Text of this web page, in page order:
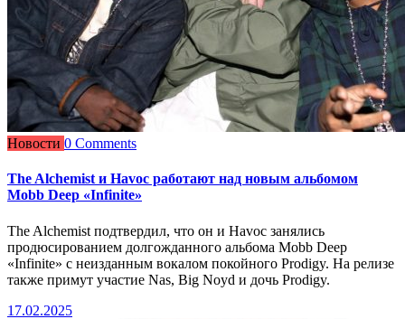
Новости 0 Comments
The Alchemist и Havoc работают над новым альбомом
Mobb Deep «Infinite»
The Alchemist подтвердил, что он и Havoc занялись
продюсированием долгожданного альбома Mobb Deep
«Infinite» с неизданным вокалом покойного Prodigy. На релизе
также примут участие Nas, Big Noyd и дочь Prodigy.
17.02.2025